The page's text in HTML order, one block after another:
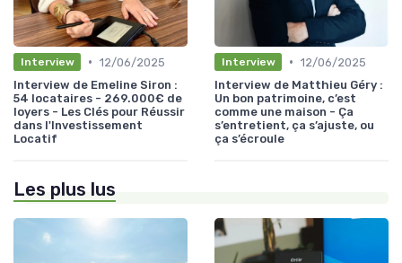
Interview • 12/06/2025
Interview de Emeline Siron :
54 locataires - 269.000€ de
loyers - Les Clés pour Réussir
dans l'Investissement
Locatif
Interview • 12/06/2025
Interview de Matthieu Géry :
Un bon patrimoine, c’est
comme une maison - Ça
s’entretient, ça s’ajuste, ou
ça s’écroule
Les plus lus